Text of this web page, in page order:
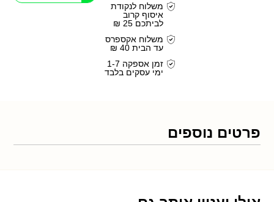
משלוח לנקודת
איסוף קרוב
לביתכם 25 ₪
משלוח אקספרס
עד הבית 40 ₪
זמן אספקה 1-7
ימי עסקים בלבד
פרטים נוספים